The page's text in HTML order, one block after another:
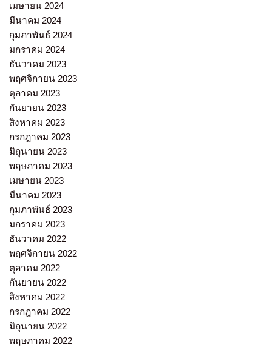
เมษายน 2024
มีนาคม 2024
กุมภาพันธ์ 2024
มกราคม 2024
ธันวาคม 2023
พฤศจิกายน 2023
ตุลาคม 2023
กันยายน 2023
สิงหาคม 2023
กรกฎาคม 2023
มิถุนายน 2023
พฤษภาคม 2023
เมษายน 2023
มีนาคม 2023
กุมภาพันธ์ 2023
มกราคม 2023
ธันวาคม 2022
พฤศจิกายน 2022
ตุลาคม 2022
กันยายน 2022
สิงหาคม 2022
กรกฎาคม 2022
มิถุนายน 2022
พฤษภาคม 2022